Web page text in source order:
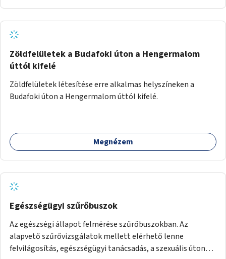
Zöldfelületek a Budafoki úton a Hengermalom
úttól kifelé
Zöldfelületek létesítése erre alkalmas helyszíneken a
Budafoki úton a Hengermalom úttól kifelé.
Megnézem
Egészségügyi szűrőbuszok
Az egészségi állapot felmérése szűrőbuszokban. Az
alapvető szűrővizsgálatok mellett elérhető lenne
felvilágosítás, egészségügyi tanácsadás, a szexuális úton